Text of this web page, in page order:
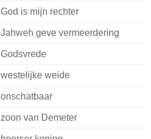
God is mijn rechter
Jahweh geve vermeerdering
Godsvrede
westelijke weide
onschatbaar
zoon van Demeter